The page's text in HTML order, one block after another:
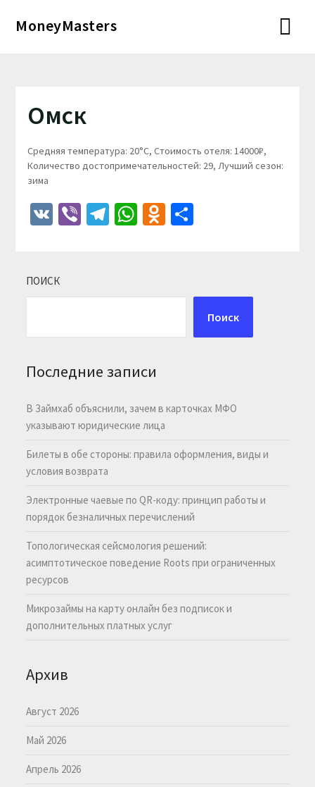
MoneyMasters
Омск
Средняя температура: 20°C, Стоимость отеля: 14000₽,
Количество достопримечательностей: 29, Лучший сезон:
зима
VKViberTelegram
WhatsApp
Odnoklassniki
Отправить
ПОИСК
Поиск
Последние записи
В Займхаб объяснили, зачем в карточках МФО
указывают юридические лица
Билеты в обе стороны: правила оформления, виды и
условия возврата
Электронные чаевые по QR-коду: принцип работы и
порядок безналичных перечислений
Топологическая сейсмология решений:
асимптотическое поведение Roots при ограниченных
ресурсов
Микрозаймы на карту онлайн без подписок и
дополнительных платных услуг
Архив
Август 2026
Май 2026
Апрель 2026